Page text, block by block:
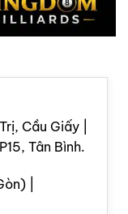
Cầu Giấy |
Tân Bình.
|